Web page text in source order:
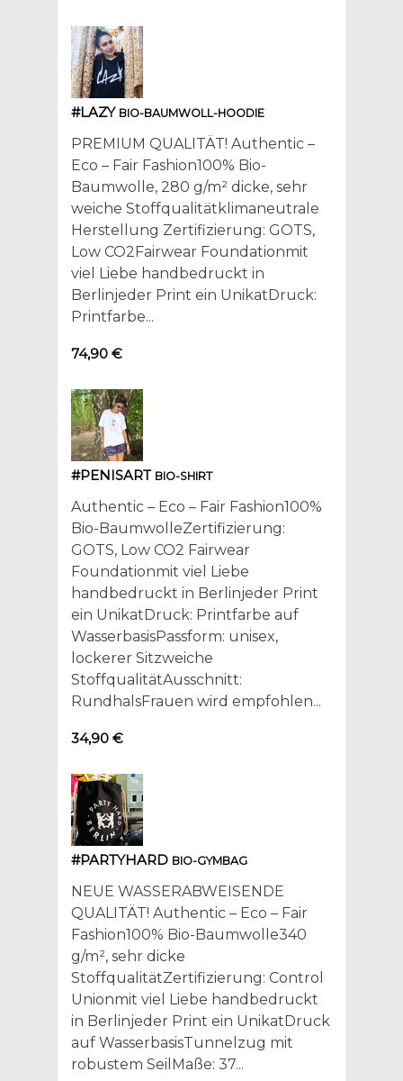
#LAZY BIO-BAUMWOLL-HOODIE
PREMIUM QUALITÄT! Authentic –
Eco – Fair Fashion100% Bio-
Baumwolle, 280 g/m² dicke, sehr
weiche Stoffqualitätklimaneutrale
Herstellung Zertifizierung: GOTS,
Low CO2Fairwear Foundationmit
viel Liebe handbedruckt in
Berlinjeder Print ein UnikatDruck:
Printfarbe...
74,90 €
#PENISART BIO-SHIRT
Authentic – Eco – Fair Fashion100%
Bio-BaumwolleZertifizierung:
GOTS, Low CO2 Fairwear
Foundationmit viel Liebe
handbedruckt in Berlinjeder Print
ein UnikatDruck: Printfarbe auf
WasserbasisPassform: unisex,
lockerer Sitzweiche
StoffqualitätAusschnitt:
RundhalsFrauen wird empfohlen...
34,90 €
#PARTYHARD BIO-GYMBAG
NEUE WASSERABWEISENDE
QUALITÄT! Authentic – Eco – Fair
Fashion100% Bio-Baumwolle340
g/m², sehr dicke
StoffqualitätZertifizierung: Control
Unionmit viel Liebe handbedruckt
in Berlinjeder Print ein UnikatDruck
auf WasserbasisTunnelzug mit
robustem SeilMaße: 37...